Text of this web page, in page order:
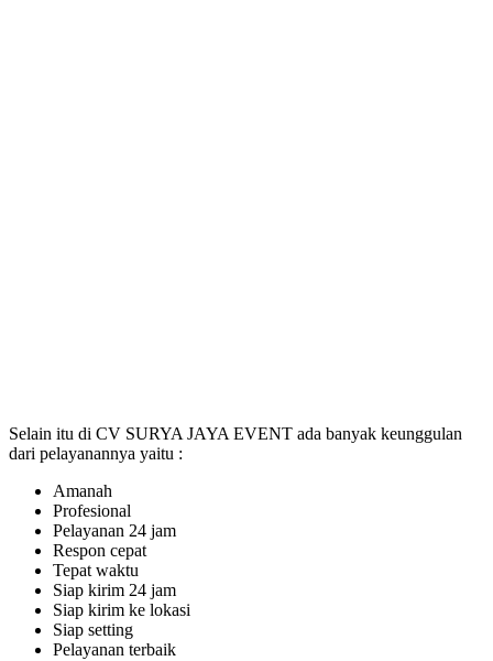
Selain itu di CV SURYA JAYA EVENT ada banyak keunggulan
dari pelayanannya yaitu :
Amanah
Profesional
Pelayanan 24 jam
Respon cepat
Tepat waktu
Siap kirim 24 jam
Siap kirim ke lokasi
Siap setting
Pelayanan terbaik